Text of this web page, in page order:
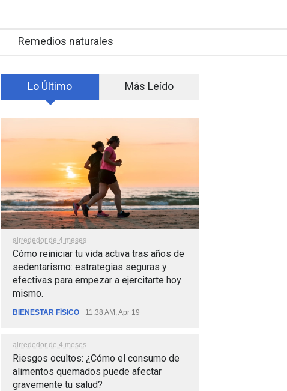
Remedios naturales
Lo Último Más Leído
alrrededor de 4 meses
Cómo reiniciar tu vida activa tras años de
sedentarismo: estrategias seguras y
efectivas para empezar a ejercitarte hoy
mismo.
BIENESTAR FÍSICO 11:38 AM, Apr 19
alrrededor de 4 meses
Riesgos ocultos: ¿Cómo el consumo de
alimentos quemados puede afectar
gravemente tu salud?